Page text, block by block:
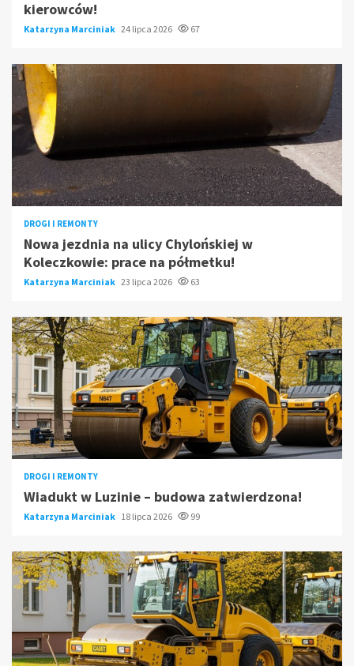
kierowców!
Katarzyna Marciniak 24 lipca 2026 67
DROGI I REMONTY
Nowa jezdnia na ulicy Chylońskiej w
Koleczkowie: prace na półmetku!
Katarzyna Marciniak 23 lipca 2026 63
DROGI I REMONTY
Wiadukt w Luzinie – budowa zatwierdzona!
Katarzyna Marciniak 18 lipca 2026 99